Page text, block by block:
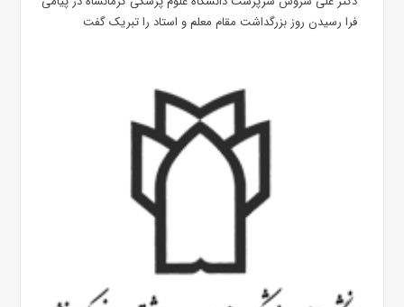
فرا رسیدن روز بزرگداشت مقام معلم و استاد را تبریک گفت